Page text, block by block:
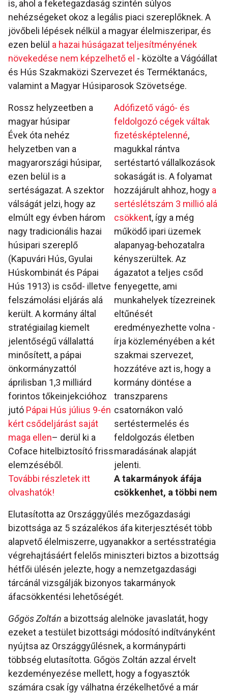
is, ahol a feketegazdaság szintén súlyos
nehézségeket okoz a legális piaci szereplőknek. A
jövőbeli lépések nélkül a magyar élelmiszeripar, és
ezen belül a hazai húságazat teljesítményének
növekedése nem képzelhető el - közölte a Vágóállat
és Hús Szakmaközi Szervezet és Terméktanács,
valamint a Magyar Húsiparosok Szövetsége.
Rossz helyzeetben a
magyar húsipar
Évek óta nehéz
helyzetben van a
magyarországi húsipar,
ezen belül is a
sertéságazat. A szektor
válságát jelzi, hogy az
elmúlt egy évben három
nagy tradicionális hazai
húsipari szereplő
(Kapuvári Hús, Gyulai
Húskombinát és Pápai
Hús 1913) is csőd- illetve
felszámolási eljárás alá
került. A kormány által
stratégiailag kiemelt
jelentőségű vállalattá
minősített, a pápai
önkormányzattól
áprilisban 1,3 milliárd
forintos tőkeinjekcióhoz
jutó Pápai Hús július 9-én
kért csődeljárást saját
maga ellen– derül ki a
Coface hitelbiztosító friss
elemzéséből.
További részletek itt
olvashatók!
Adófizető vágó- és
feldolgozó cégek váltak
fizetésképtelenné,
magukkal rántva
sertéstartó vállalkozások
sokaságát is. A folyamat
hozzájárult ahhoz, hogy a
sertéslétszám 3 millió alá
csökkent, így a még
működő ipari üzemek
alapanyag-behozatalra
kényszerültek. Az
ágazatot a teljes csőd
fenyegette, ami
munkahelyek tízezreinek
eltűnését
eredményezhette volna -
írja közleményében a két
szakmai szervezet,
hozzátéve azt is, hogy a
kormány döntése a
transzparens
csatornákon való
sertéstermelés és
feldolgozás életben
maradásának alapját
jelenti.
A takarmányok áfája
csökkenhet, a többi nem
Elutasította az Országgyűlés mezőgazdasági
bizottsága az 5 százalékos áfa kiterjesztését több
alapvető élelmiszerre, ugyanakkor a sertésstratégia
végrehajtásáért felelős miniszteri biztos a bizottság
hétfői ülésén jelezte, hogy a nemzetgazdasági
tárcánál vizsgálják bizonyos takarmányok
áfacsökkentési lehetőségét.
Gőgös Zoltán a bizottság alelnöke javaslatát, hogy
ezeket a testület bizottsági módosító indítványként
nyújtsa az Országgyűlésnek, a kormánypárti
többség elutasította. Gőgös Zoltán azzal érvelt
kezdeményezése mellett, hogy a fogyasztók
számára csak így válhatna érzékelhetővé a már